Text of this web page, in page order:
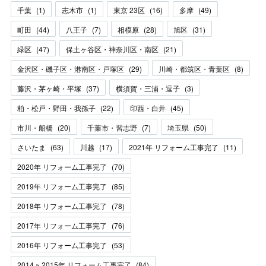
千葉 (1) 志木市 (1) 東京 23区 (16) 多摩 (49)
町田 (44) 八王子 (7) 相模原 (28) 旭区 (31)
緑区 (47) 保土ヶ谷区・神奈川区・南区 (21)
金沢区・磯子区・港南区・戸塚区 (29) 川崎・都筑区・青葉区 (8)
藤沢・茅ヶ崎・平塚 (37) 横須賀・三浦・逗子 (3)
柏・松戸・野田・我孫子 (22) 印西・白井 (45)
市川・船橋 (20) 千葉市・習志野 (7) 埼玉県 (50)
さいたま
(63) 川越 (17) 2021年 リフォーム工事完了 (11)
2020年 リフォーム工事完了
(70)
2019年 リフォーム工事完了
(85)
2018年 リフォーム工事完了
(78)
2017年 リフォーム工事完了
(76)
2016年 リフォーム工事完了
(53)